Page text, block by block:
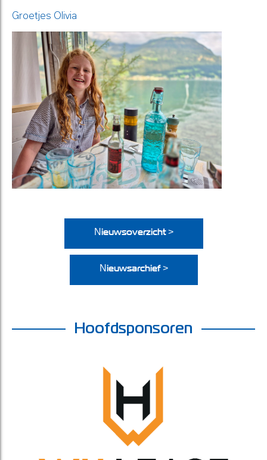
Groetjes Olivia
Nieuwsoverzicht >
Nieuwsarchief >
Hoofdsponsoren